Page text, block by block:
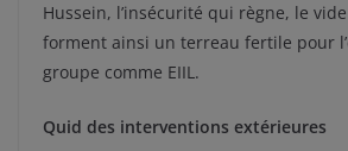
Hussein, l’insécurité qui règne, le
forment ainsi un terreau fertile pour
groupe comme EIIL.
Quid des interventions extérieures